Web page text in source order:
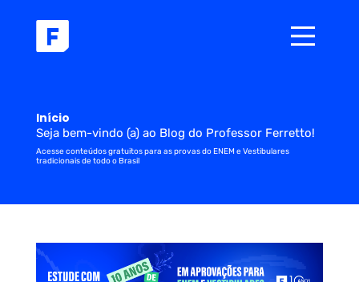
Início
Seja bem-vindo (a) ao Blog do Professor Ferretto!
Acesse conteúdos gratuitos para as provas do ENEM e Vestibulares
tradicionais de todo o Brasil